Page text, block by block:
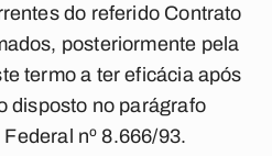
do referido Contrato
posteriormente pela
termo a ter eficácia após
disposto no parágrafo
nº 8.666/93.